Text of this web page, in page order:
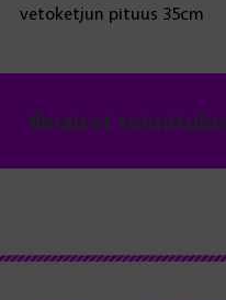
vetoketjun pituus 35cm
Ilmaiset